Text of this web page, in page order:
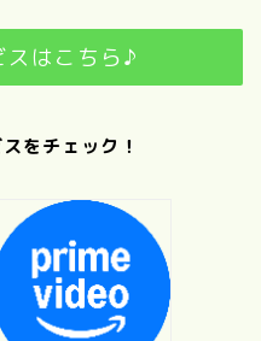
スはこちら♪
をチェック！